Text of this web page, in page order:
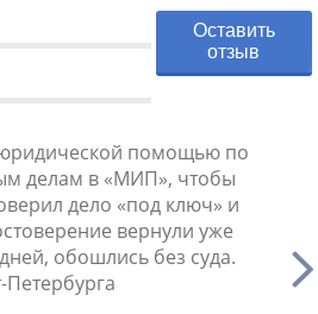
Оставить
отзыв
помощью по
делам в «МИП», чтобы
дело «под ключ» и
вернули уже
обошлись без суда.